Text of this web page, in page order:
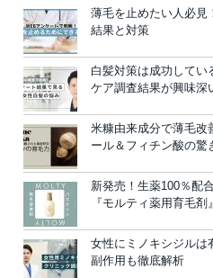
薄毛を止めたい人必見
結果と対策
白髪対策は成功してい
ケア調査結果が興味深
米糠由来成分で薄毛改
ール＆フィチン酸の驚
新発売！生薬100％配
『モルティ薬用育毛剤』
女性にミノキシジルは
副作用も徹底解析